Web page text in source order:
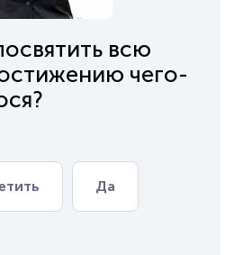
всю
чего-
Да